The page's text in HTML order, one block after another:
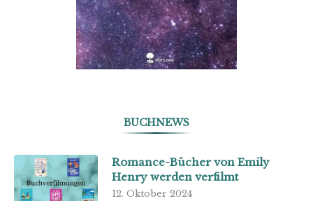
BUCHNEWS
Romance-Bücher von Emily
Henry werden verfilmt
12. Oktober 2024